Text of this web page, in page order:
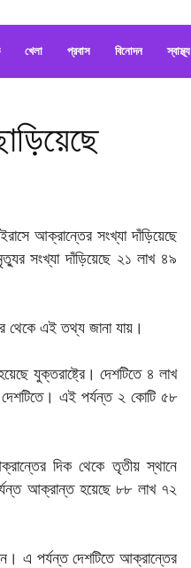
খেলা প্রবাস বিনোদন স্বাস্থ্য
আক্রান্তের সংখ্যা দাঁড়িয়েছে
সংখ্যা দাঁড়িয়েছে ২১ লাখ ৪৯
থেকে এই তথ্য জানা যায়।
যুক্তরাষ্ট্রে। দেশটিতে ৪ লাখ
এই পর্যন্ত ২ কোটি ৫৮
দিক থেকে তৃতীয় স্থানে
আক্রান্ত হয়েছে ৮৮ লাখ ৭২
এ পর্যন্ত দেশটিতে আক্রান্তের